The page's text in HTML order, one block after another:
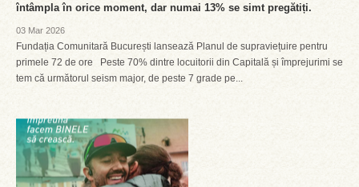
întâmpla în orice moment, dar numai 13% se simt pregătiți.
03 Mar 2026
Fundația Comunitară București lansează Planul de supraviețuire pentru
primele 72 de ore Peste 70% dintre locuitorii din Capitală și împrejurimi se
tem că următorul seism major, de peste 7 grade pe...